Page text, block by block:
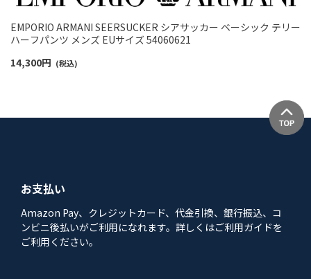
EMPORIO ARMANI SEERSUCKER シアサッカー ベーシック テリー
ハーフパンツ メンズ EUサイズ 54060621
14,300円 (税込)
お支払い
Amazon Pay、クレジットカード、代金引換、銀行振込、コ
ンビニ後払いがご利用になれます。詳しくはご利用ガイドを
ご利用ください。